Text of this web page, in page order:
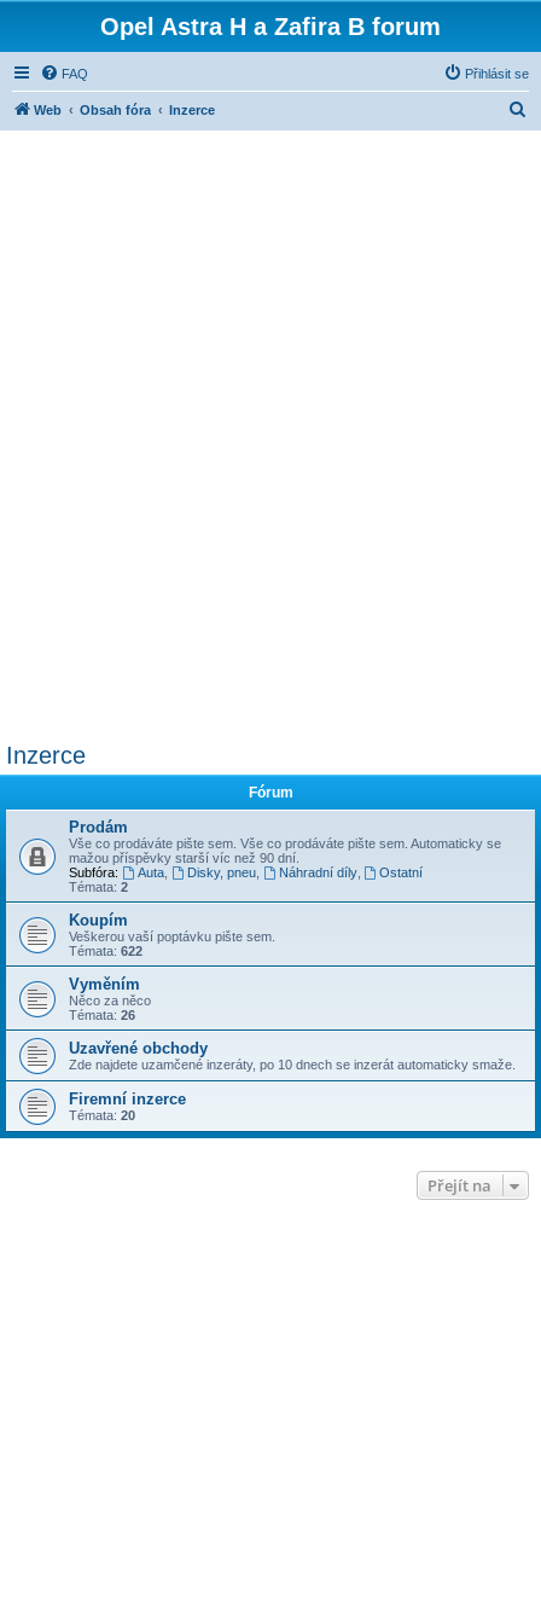
Opel Astra H a Zafira B forum
FAQ Přihlásit se
Web Obsah fóra Inzerce
Inzerce
Fórum
Prodám
Vše co prodáváte pište sem. Vše co prodáváte pište sem. Automaticky se
mažou příspěvky starší víc než 90 dní.
Subfóra:
Auta, Disky, pneu, Náhradní díly,
Ostatní
Témata: 2
Koupím
Veškerou vaší poptávku pište sem.
Témata: 622
Vyměním
Něco za něco
Témata: 26
Uzavřené obchody
Zde najdete uzamčené inzeráty, po 10 dnech se inzerát automaticky smaže.
Firemní inzerce
Témata: 20
Přejít na